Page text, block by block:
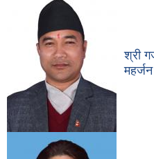
श्री
महर्जन